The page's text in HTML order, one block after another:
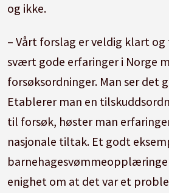
og ikke.
– Vårt forslag er veldig klart
svært gode erfaringer i Norge
forsøksordninger. Man ser det
Etablerer man en
til forsøk, høster man
nasjonale tiltak. Et godt
enighet om at det var et